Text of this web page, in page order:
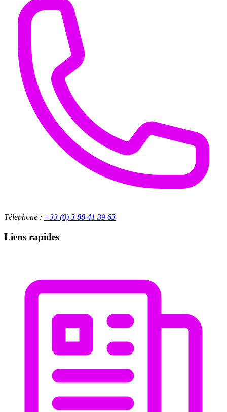
Téléphone : +33 (0) 3 88 41 39 63
Liens rapides